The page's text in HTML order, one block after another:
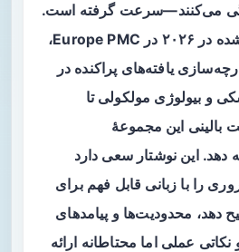
می‌کنند—سرعت گرفته است.
مقاله مروری منتشرشده در ۲۰۲۶ در Europe PMC،
یافته‌های پراکنده در
و بیولوژی مولکولی تا
بالینی این مجموعهٔ
دهد. این نوشتار سعی دارد
را با زبانی قابل فهم برای
دهد، محدودیت‌ها و پیامدهای
عملی اما محتاطانه ارائه